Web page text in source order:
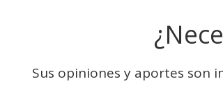
Sus opiniones y aportes son